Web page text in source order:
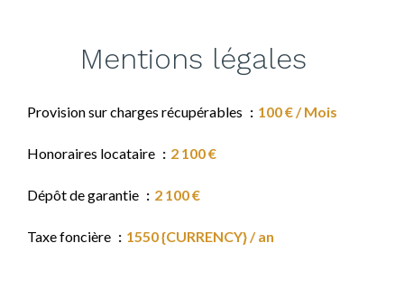
Mentions légales
Provision sur charges récupérables 100 € / Mois
Honoraires locataire 2 100 €
Dépôt de garantie 2 100 €
Taxe foncière 1550 {CURRENCY} / an